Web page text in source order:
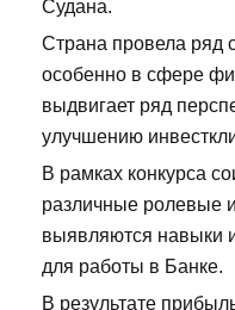
Судана.
Страна провела ряд
особенно в сфере
выдвигает ряд
улучшению
В рамках конкурса
различные ролевые
выявляются навыки
для работы в Банке.
В результате